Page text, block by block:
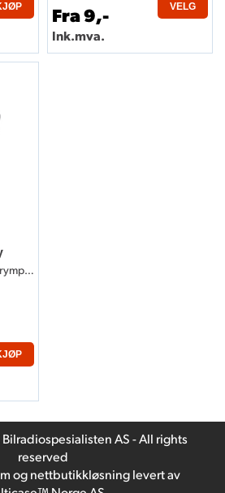
Fra 9,-
Ink.mva.
VELG
Assortert kabelsko, inkl krympeverktøy
AS - All rights
reserved
ognettbutikkløsninglevert av